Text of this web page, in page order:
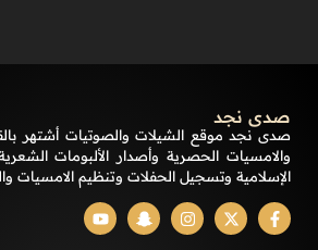
صدى نجد
صدى نجد موقع الشيلات والصوتيات أشتهر
والامسيات الحصرية وأصدار الألبومات
الإسلامية وتسجيل الحفلات وتنظيم الامسيات